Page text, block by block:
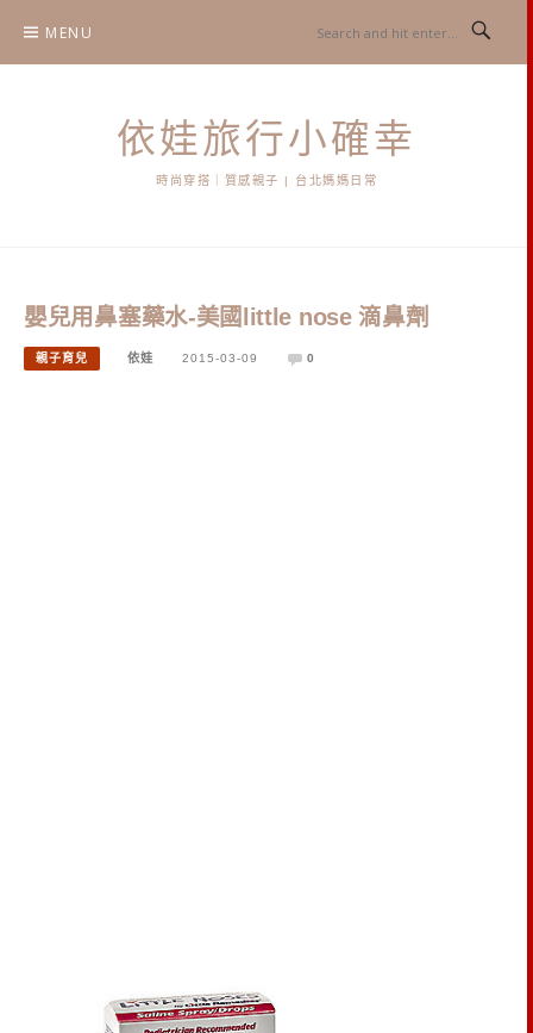
content
MENU
依娃旅行小確幸
時尚穿搭｜質感親子 | 台北媽媽日常
嬰兒用鼻塞藥水-美國little nose 滴鼻劑
親子育兒 依娃 2015-03-09 0